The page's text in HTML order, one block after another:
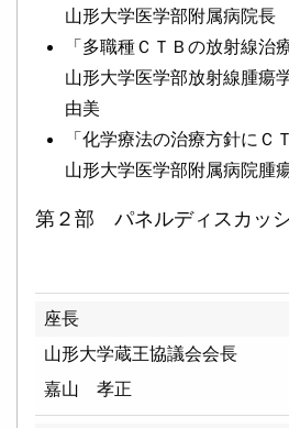
山形大学医学部附属病院
「多職種ＣＴＢの放射線治
山形大学医学部放射線腫
由美
「化学療法の治療方針にＣ
山形大学医学部附属病院
第２部 パネルディスカッ
座長
山形大学蔵王協議会会長
嘉山 孝正